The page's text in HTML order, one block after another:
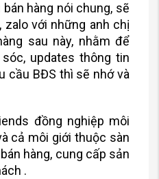
hàng nói chung, sẽ
zalo với những anh chị
sau này, nhằm để
updates thông tin
cầu BĐS thì sẽ nhớ và
đồng nghiệp môi
cả môi giới thuộc sàn
hàng, cung cấp sản
.